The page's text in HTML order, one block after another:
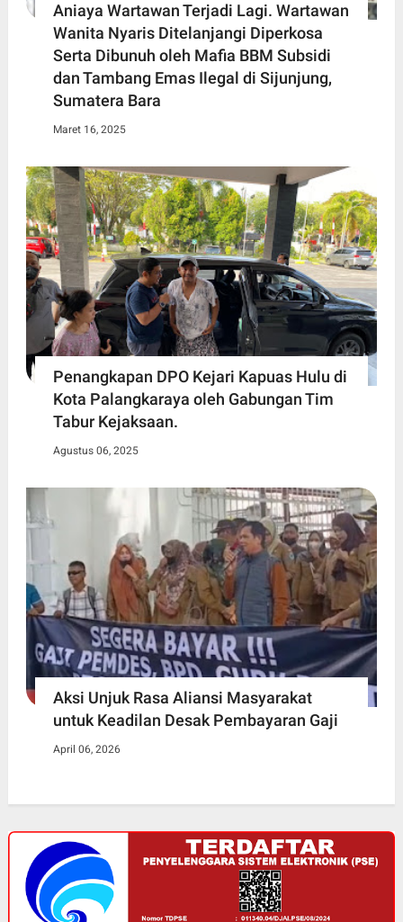
Aniaya Wartawan Terjadi Lagi. Wartawan
Wanita Nyaris Ditelanjangi Diperkosa
Serta Dibunuh oleh Mafia BBM Subsidi
dan Tambang Emas Ilegal di Sijunjung,
Sumatera Bara
Maret 16, 2025
Penangkapan DPO Kejari Kapuas Hulu di
Kota Palangkaraya oleh Gabungan Tim
Tabur Kejaksaan.
Agustus 06, 2025
Aksi Unjuk Rasa Aliansi Masyarakat
untuk Keadilan Desak Pembayaran Gaji
April 06, 2026